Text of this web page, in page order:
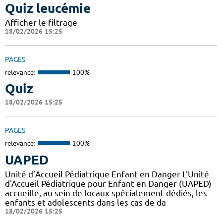
Quiz leucémie
Afficher le filtrage
18/02/2026 15:25
PAGES
relevance: 100%
Quiz
18/02/2026 15:25
PAGES
relevance: 100%
UAPED
Unité d’Accueil Pédiatrique Enfant en Danger L'Unité
d'Accueil Pédiatrique pour Enfant en Danger (UAPED)
accueille, au sein de locaux spécialement dédiés, les
enfants et adolescents dans les cas de da
18/02/2026 15:25